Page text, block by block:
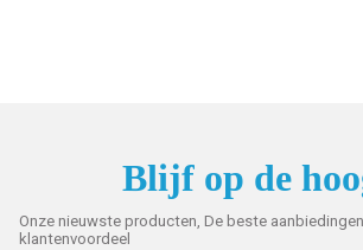
Blijf op de
Onze nieuwste producten, De beste
klantenvoordeel